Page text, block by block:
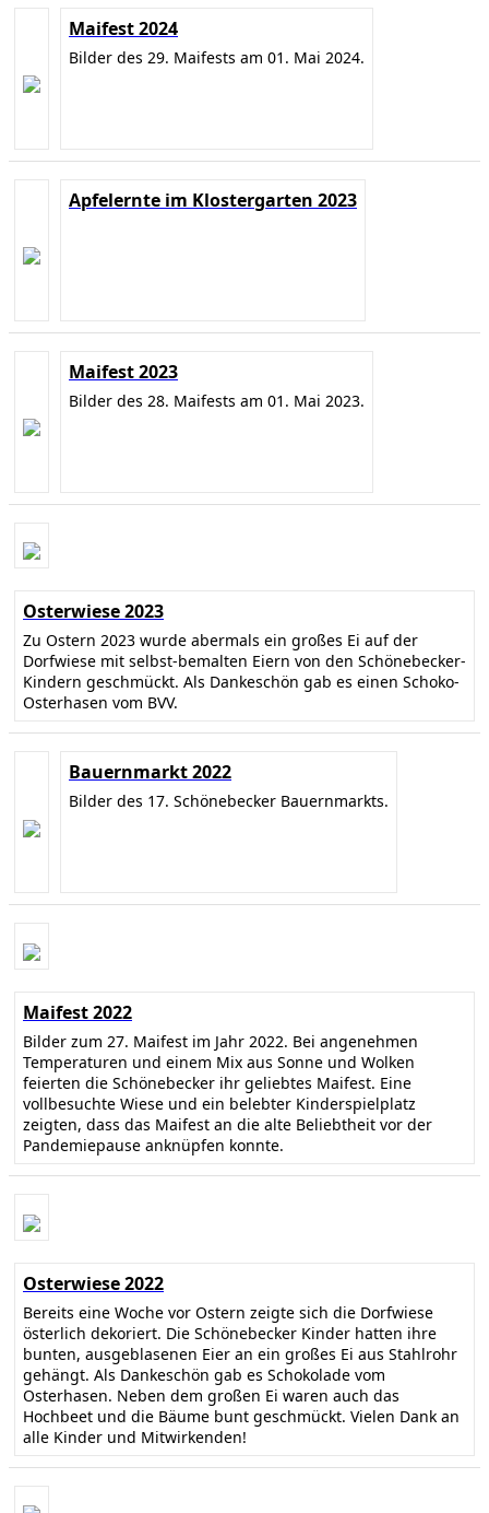
Maifest 2024
Bilder des 29. Maifests am 01. Mai 2024.
Apfelernte im Klostergarten 2023
Maifest 2023
Bilder des 28. Maifests am 01. Mai 2023.
Osterwiese 2023
Zu Ostern 2023 wurde abermals ein großes Ei auf der
Dorfwiese mit selbst-bemalten Eiern von den Schönebecker-
Kindern geschmückt. Als Dankeschön gab es einen Schoko-
Osterhasen vom BVV.
Bauernmarkt 2022
Bilder des 17. Schönebecker Bauernmarkts.
Maifest 2022
Bilder zum 27. Maifest im Jahr 2022. Bei angenehmen
Temperaturen und einem Mix aus Sonne und Wolken
feierten die Schönebecker ihr geliebtes Maifest. Eine
vollbesuchte Wiese und ein belebter Kinderspielplatz
zeigten, dass das Maifest an die alte Beliebtheit vor der
Pandemiepause anknüpfen konnte.
Osterwiese 2022
Bereits eine Woche vor Ostern zeigte sich die Dorfwiese
österlich dekoriert. Die Schönebecker Kinder hatten ihre
bunten, ausgeblasenen Eier an ein großes Ei aus Stahlrohr
gehängt. Als Dankeschön gab es Schokolade vom
Osterhasen. Neben dem großen Ei waren auch das
Hochbeet und die Bäume bunt geschmückt. Vielen Dank an
alle Kinder und Mitwirkenden!